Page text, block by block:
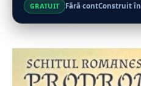
GRATUIT Fără contConstruit în